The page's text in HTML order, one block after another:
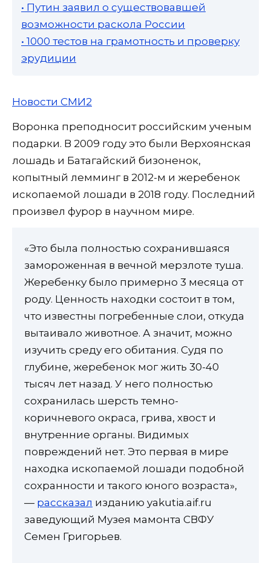
• Путин заявил о существовавшей
возможности раскола России
• 1000 тестов на грамотность и проверку
эрудиции
Новости СМИ2
Воронка преподносит российским ученым
подарки. В 2009 году это были Верхоянская
лошадь и Батагайский бизоненок,
копытный лемминг в 2012-м и жеребенок
ископаемой лошади в 2018 году. Последний
произвел фурор в научном мире.
«Это была полностью сохранившаяся
замороженная в вечной мерзлоте туша.
Жеребенку было примерно 3 месяца от
роду. Ценность находки состоит в том,
что известны погребенные слои, откуда
вытаивало животное. А значит, можно
изучить среду его обитания. Судя по
глубине, жеребенок мог жить 30-40
тысяч лет назад. У него полностью
сохранилась шерсть темно-
коричневого окраса, грива, хвост и
внутренние органы. Видимых
повреждений нет. Это первая в мире
находка ископаемой лошади подобной
сохранности и такого юного возраста»,
— рассказал изданию yakutia.aif.ru
заведующий Музея мамонта СВФУ
Семен Григорьев.